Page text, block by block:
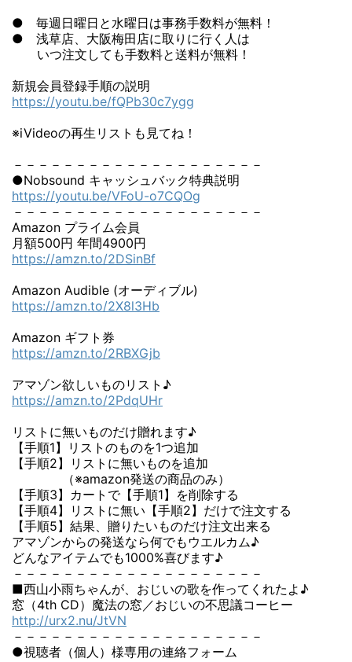
● 毎週日曜日と水曜日は事務手数料が無料！
● 浅草店、大阪梅田店に取りに行く人は
いつ注文しても手数料と送料が無料！
新規会員登録手順の説明
https://youtu.be/fQPb30c7ygg
※iVideoの再生リストも見てね！
－－－－－－－－－－－－－－－－－－－－
●Nobsound キャッシュバック特典説明
https://youtu.be/VFoU-o7CQOg
－－－－－－－－－－－－－－－－－－－－
Amazon プライム会員
月額500円 年間4900円
https://amzn.to/2DSinBf
Amazon Audible (オーディブル)
https://amzn.to/2X8l3Hb
Amazon ギフト券
https://amzn.to/2RBXGjb
アマゾン欲しいものリスト♪
https://amzn.to/2PdqUHr
リストに無いものだけ贈れます♪
【手順1】リストのものを1つ追加
【手順2】リストに無いものを追加
（※amazon発送の商品のみ）
【手順3】カートで【手順1】を削除する
【手順4】リストに無い【手順2】だけで注文する
【手順5】結果、贈りたいものだけ注文出来る
アマゾンからの発送なら何でもウエルカム♪
どんなアイテムでも1000%喜びます♪
－－－－－－－－－－－－－－－－－－－－
■西山小雨ちゃんが、おじいの歌を作ってくれたよ♪
窓（4th CD）魔法の窓／おじいの不思議コーヒー
http://urx2.nu/JtVN
－－－－－－－－－－－－－－－－－－－－
●視聴者（個人）様専用の連絡フォーム